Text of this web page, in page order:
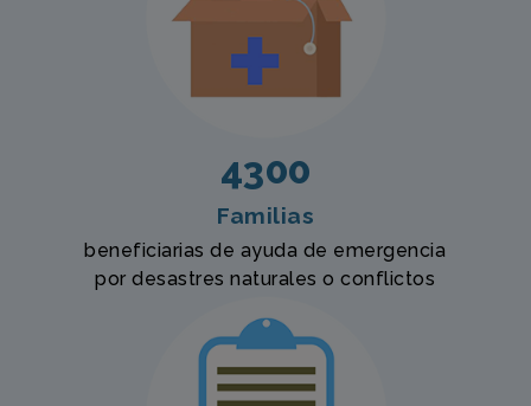
4300
Familias
beneficiarias de ayuda de emergencia
por desastres naturales o conflictos